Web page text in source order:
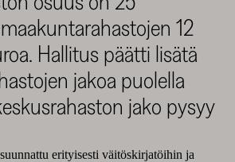
12
Hallitus päätti lisätä
jakoa puolella
jako pysyy
erityisesti väitöskirjatöihin ja